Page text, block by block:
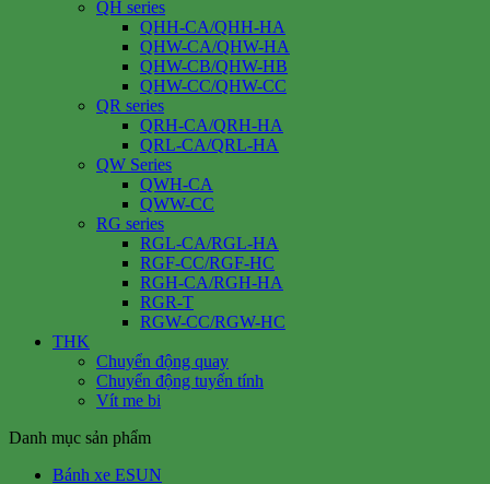
QH series
QHH-CA/QHH-HA
QHW-CA/QHW-HA
QHW-CB/QHW-HB
QHW-CC/QHW-CC
QR series
QRH-CA/QRH-HA
QRL-CA/QRL-HA
QW Series
QWH-CA
QWW-CC
RG series
RGL-CA/RGL-HA
RGF-CC/RGF-HC
RGH-CA/RGH-HA
RGR-T
RGW-CC/RGW-HC
THK
Chuyển động quay
Chuyển động tuyến tính
Vít me bi
Danh mục sản phẩm
Bánh xe ESUN